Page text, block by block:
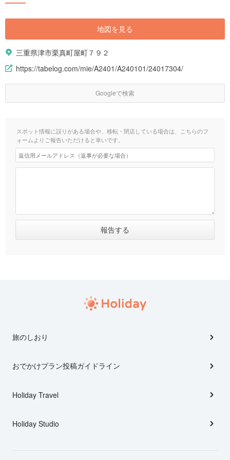
地図を見る
三重県津市栗真町屋町７９２
https://tabelog.com/mie/A2401/A240101/24017304/
Googleで検索
スポット情報に誤りがある場合や、移転・閉店している場合は、こちらのフ
ォームよりご報告いただけると幸いです。
旅のしおり
おでかけプラン投稿ガイドライン
Holiday Travel
Holiday Studio